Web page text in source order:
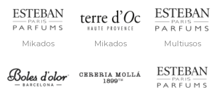
Mikados Mikados Multiusos